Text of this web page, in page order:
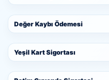
Değer Kaybı Ödemesi
Yeşil Kart Sigortası